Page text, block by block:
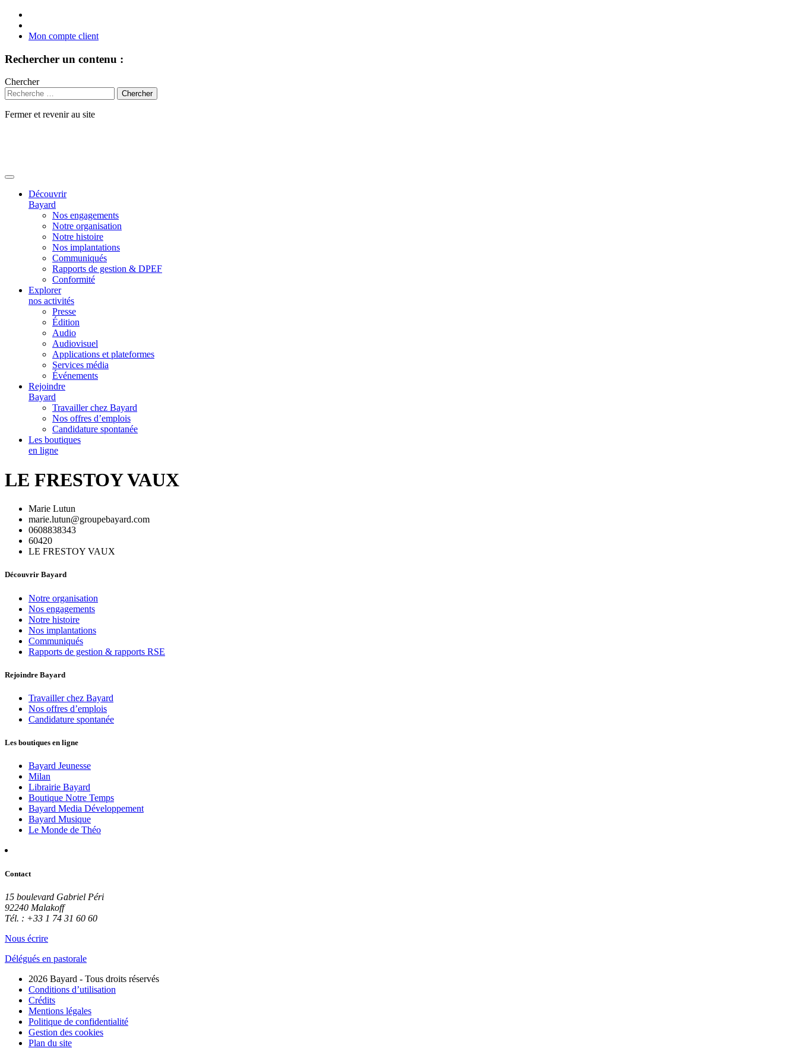
Mon compte client
Rechercher un contenu :
Chercher
Fermer et revenir au site
Découvrir
Bayard
Nos engagements
Notre organisation
Notre histoire
Nos implantations
Communiqués
Rapports de gestion & DPEF
Conformité
Explorer
nos activités
Presse
Édition
Audio
Audiovisuel
Applications et plateformes
Services média
Événements
Rejoindre
Bayard
Travailler chez Bayard
Nos offres d’emplois
Candidature spontanée
Les boutiques
en ligne
LE FRESTOY VAUX
Marie Lutun
marie.lutun@groupebayard.com
0608838343
60420
LE FRESTOY VAUX
Découvrir Bayard
Notre organisation
Nos engagements
Notre histoire
Nos implantations
Communiqués
Rapports de gestion & rapports RSE
Rejoindre Bayard
Travailler chez Bayard
Nos offres d’emplois
Candidature spontanée
Les boutiques en ligne
Bayard Jeunesse
Milan
Librairie Bayard
Boutique Notre Temps
Bayard Media Développement
Bayard Musique
Le Monde de Théo
Contact
15 boulevard Gabriel Péri
92240 Malakoff
Tél. : +33 1 74 31 60 60
Nous écrire
Délégués en pastorale
2026 Bayard - Tous droits réservés
Conditions d’utilisation
Crédits
Mentions légales
Politique de confidentialité
Gestion des cookies
Plan du site